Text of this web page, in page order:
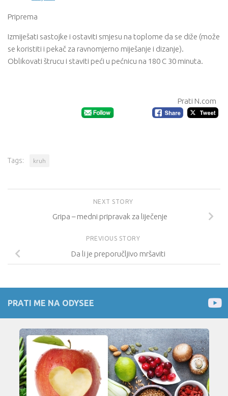
Priprema
Izmiješati sastojke i ostaviti smjesu na toplome da se diže (može
se koristiti i pekač za ravnomjerno miješanje i dizanje).
Oblikovati štrucu i staviti peći u pećnicu na 180 C 30 minuta.
Prati N.com
Tags: kruh
NEXT STORY
Gripa – medni pripravak za liječenje
PREVIOUS STORY
Da li je preporučljivo mršaviti
PRATI ME NA ODYSEE